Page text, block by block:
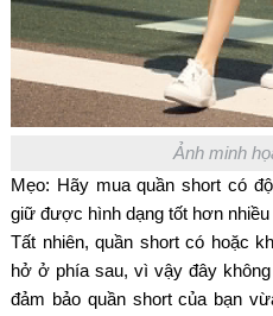
Ảnh minh
Mẹo: Hãy mua quần short có
giữ được hình dạng tốt hơn
Tất nhiên, quần short có hoặc
hở ở phía sau, vì vậy đây
đảm bảo quần short của bạn